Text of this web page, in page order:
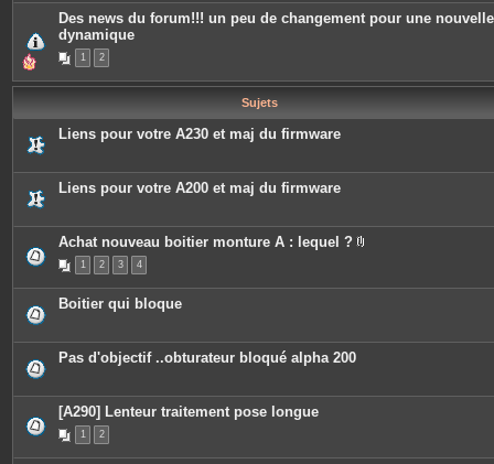
c
e
n
Des news du forum!!! un peu de changement pour une nouvelle
dynamique
1 2
Sujets
Liens pour votre A230 et maj du firmware
Liens pour votre A200 et maj du firmware
Achat nouveau boitier monture A : lequel ?
c
o
e
1 2 3 4
Boitier qui bloque
Pas d'objectif ..obturateur bloqué alpha 200
[A290] Lenteur traitement pose longue
1 2